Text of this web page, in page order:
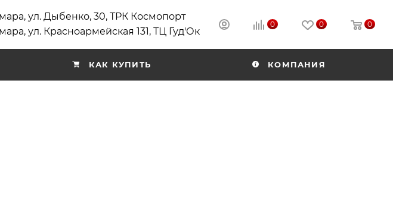
ул. Дыбенко, 30, ТРК Космопорт
ул. Красноармейская 131, ТЦ Гуд'Ок
0 0 0
КАК КУПИТЬ КОМПАНИЯ